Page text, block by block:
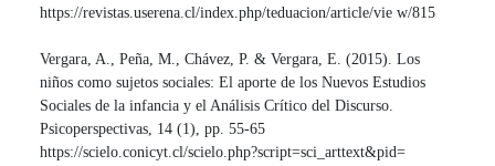
https://revistas.userena.cl/index.php/teduacion/article/vie w/815
Vergara, A., Peña, M., Chávez, P. & Vergara, E. (2015). Los
niños como sujetos sociales: El aporte de los Nuevos Estudios
Sociales de la infancia y el Análisis Crítico del Discurso.
Psicoperspectivas, 14 (1), pp. 55-65
https://scielo.conicyt.cl/scielo.php?script=sci_arttext&pid=